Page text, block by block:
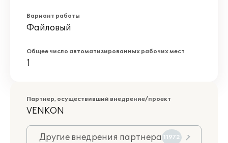
Вариант работы
Файловый
Общее число автоматизированных рабочих мест
1
Партнер, осуществивший внедрение/проект
VENKON
Другие внедрения партнера 11972